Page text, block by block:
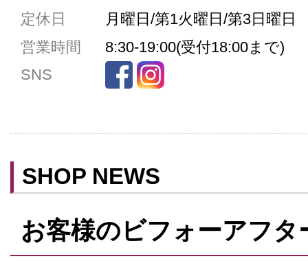
駐車場5台まで
共用トイレ
女性用トイレ
禁煙
予約可
定休日
月曜日/第1火曜日/第3日曜日
営業時間
8:30-19:00(受付18:00まで)
SNS
SHOP NEWS
お客様のビフォーアフタ